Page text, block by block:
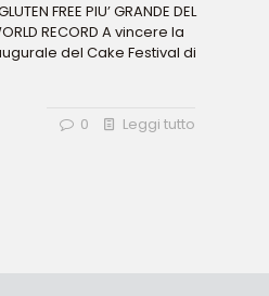
FREE PIU’ GRANDE DEL
RECORD A vincere la
del Cake Festival di
0 Leggi tutto